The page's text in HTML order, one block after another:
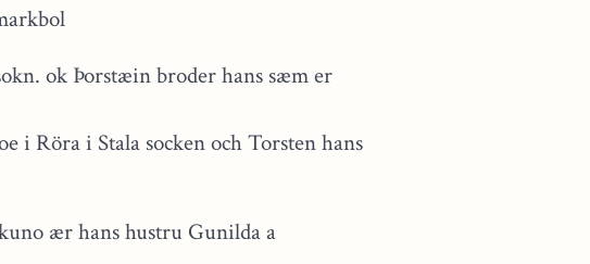
ok Þorstæin broder hans sæm er
i Röra i Stala socken och Torsten hans
ær hans hustru Gunilda a